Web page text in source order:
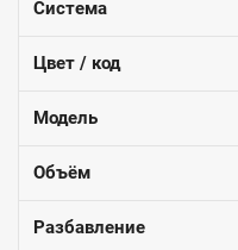
Система
Цвет / код
Модель
Объём
Разбавление